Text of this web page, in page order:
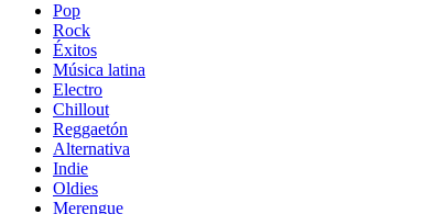
Pop
Rock
Éxitos
Música latina
Electro
Chillout
Reggaetón
Alternativa
Indie
Oldies
Merengue